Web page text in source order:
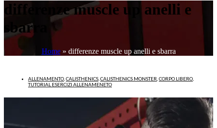
differenze muscle up anelli e
sbarra
Home» differenze muscle up anelli e sbarra
ALLENAMENTO CALISTHENICS CALISTHENICS MONSTER CORPO LIBERO
TUTORIAL ESERCIZI ALLENAMENETO